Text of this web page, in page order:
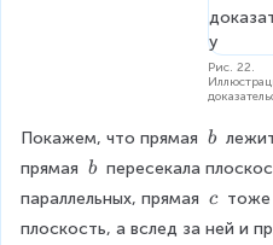
a
a
l
l
Рис. 22.
Покажем, что прямая \
\
b
прямая \
\
b пересекала
параллельных, прямая \
\
c тоже
плоскость, а вслед за ней и